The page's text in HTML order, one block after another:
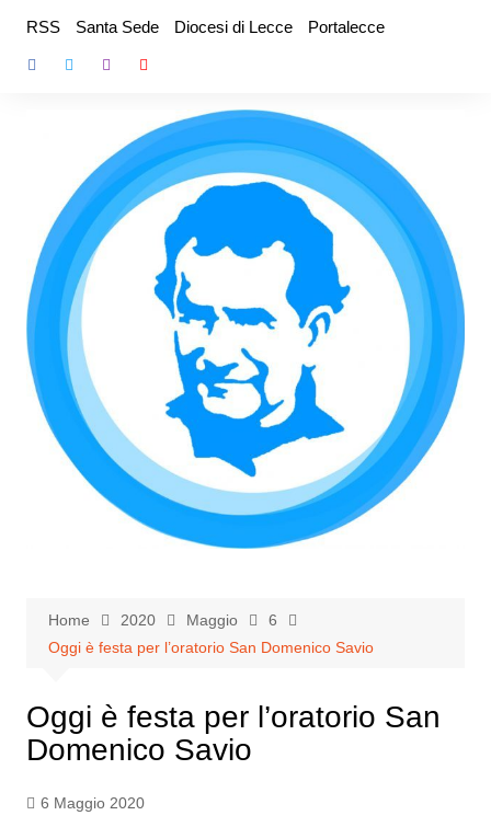
contenuto
RSS Santa Sede Diocesi di Lecce Portalecce
Home 2020 Maggio
6
Oggi è festa per l’oratorio San Domenico Savio
Oggi è festa per l’oratorio San
Domenico Savio
6 Maggio 2020